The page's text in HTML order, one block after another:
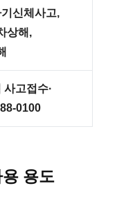
신체사고,
상해,
고접수·
0100
용도